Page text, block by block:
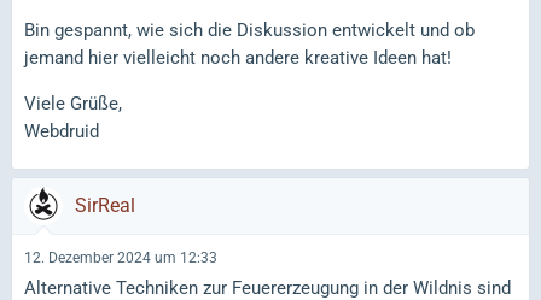
Bin gespannt, wie sich die Diskussion entwickelt und ob
jemand hier vielleicht noch andere kreative Ideen hat!
Viele Grüße,
Webdruid
SirReal
12. Dezember 2024 um 12:33
Alternative Techniken zur Feuererzeugung in der Wildnis sind